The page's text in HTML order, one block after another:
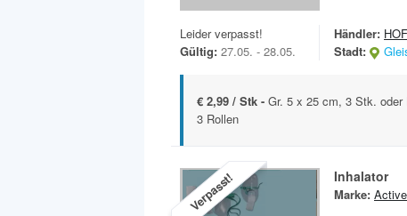
Leider verpasst!
Gültig: 27.05. - 28.05.
Händler:
Stadt:
€ 2,99 / Stk - Gr. 5 x 25 cm, 3 Stk.
3 Rollen
Verpasst! Inhalator
Marke: